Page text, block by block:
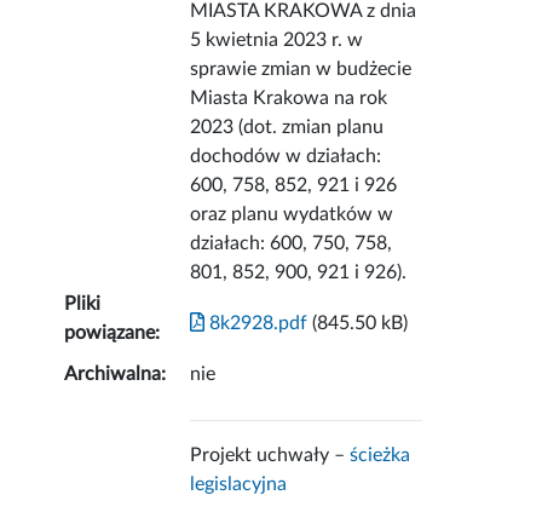
MIASTA KRAKOWA z dnia
5 kwietnia 2023 r. w
sprawie zmian w budżecie
Miasta Krakowa na rok
2023 (dot. zmian planu
dochodów w działach:
600, 758, 852, 921 i 926
oraz planu wydatków w
działach: 600, 750, 758,
801, 852, 900, 921 i 926).
Pliki
powiązane:
8k2928.pdf (845.50 kB)
Archiwalna: nie
Projekt uchwały –ścieżka
legislacyjna